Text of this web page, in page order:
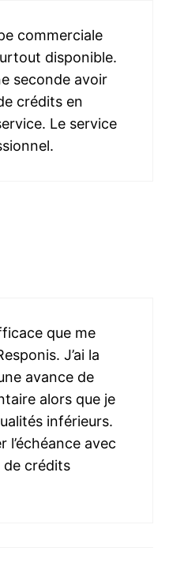
commerciale
disponible.
seconde avoir
crédits en
Le service
que me
J’ai la
avance de
alors que je
inférieurs.
l’échéance avec
de crédits